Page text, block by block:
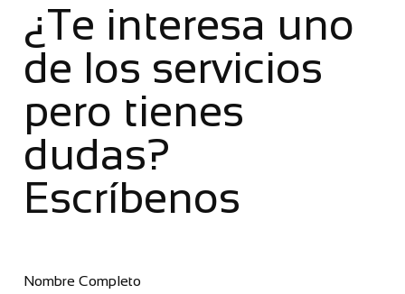
¿Te interesa uno
de los servicios
pero tienes
dudas?
Escríbenos
Nombre Completo